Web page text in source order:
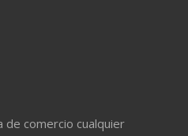
de comercio cualquier